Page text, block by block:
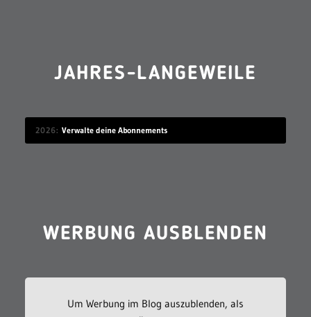
JAHRES-LANGEWEILE
2026 Verwalte deine Abonnements
WERBUNG AUSBLENDEN
Um Werbung im Blog auszublenden, als